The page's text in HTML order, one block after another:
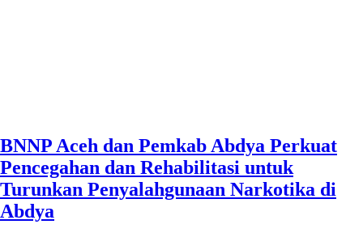
BNNP Aceh dan Pemkab Abdya Perkuat
Pencegahan dan Rehabilitasi untuk
Turunkan Penyalahgunaan Narkotika di
Abdya